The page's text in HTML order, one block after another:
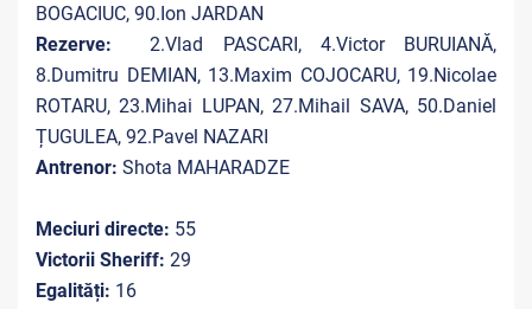
BOGACIUC, 90.Ion JARDAN
Rezerve:
2.Vlad PASCARI, 4.Victor BURUIANĂ,
8.Dumitru DEMIAN, 13.Maxim COJOCARU, 19.Nicolae
ROTARU, 23.Mihai LUPAN, 27.Mihail SAVA, 50.Daniel
ȚUGULEA, 92.Pavel NAZARI
Antrenor: Shota MAHARADZE
Meciuri directe: 55
Victorii Sheriff: 29
Egalități: 16